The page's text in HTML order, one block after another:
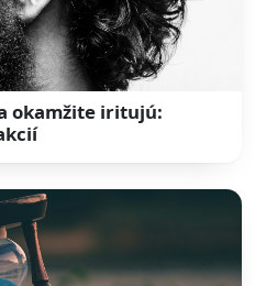
okamžite iritujú: